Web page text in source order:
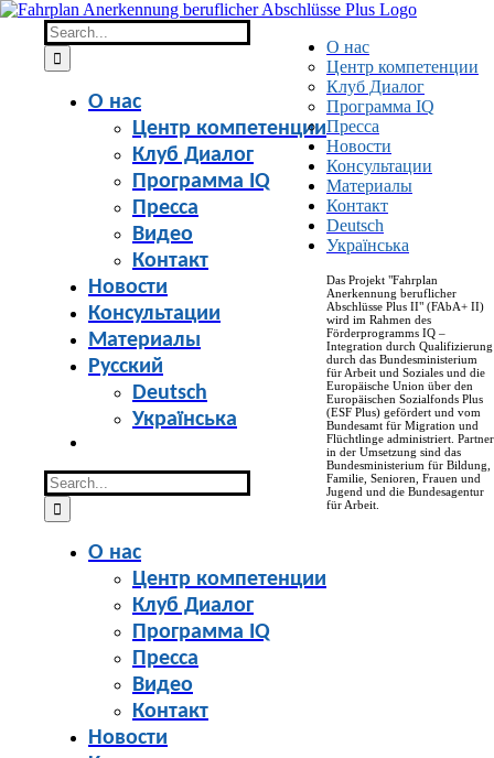
Skip
content
Search
for:
О нас
Центр компетенции
Клуб Диалог
Программа IQ
Пресса
Видео
Контакт
Новости
Консультации
Материалы
Русский
Deutsch
Українська
Search
for:
О нас
Центр компетенции
Клуб Диалог
Программа IQ
Пресса
Видео
Контакт
Новости
О нас
Центр компетенции
Клуб Диалог
Программа IQ
Пресса
Новости
Консультации
Материалы
Контакт
Deutsch
Українська
Das Projekt "Fahrplan
Anerkennung beruflicher
Abschlüsse Plus II" (FAbA+ II)
wird im Rahmen des
Förderprogramms IQ –
Integration durch Qualifizierung
durch das Bundesministerium
für Arbeit und Soziales und die
Europäische Union über den
Europäischen Sozialfonds Plus
(ESF Plus) gefördert und vom
Bundesamt für Migration und
Flüchtlinge administriert. Partner
in der Umsetzung sind das
Bundesministerium für Bildung,
Familie, Senioren, Frauen und
Jugend und die Bundesagentur
für Arbeit.